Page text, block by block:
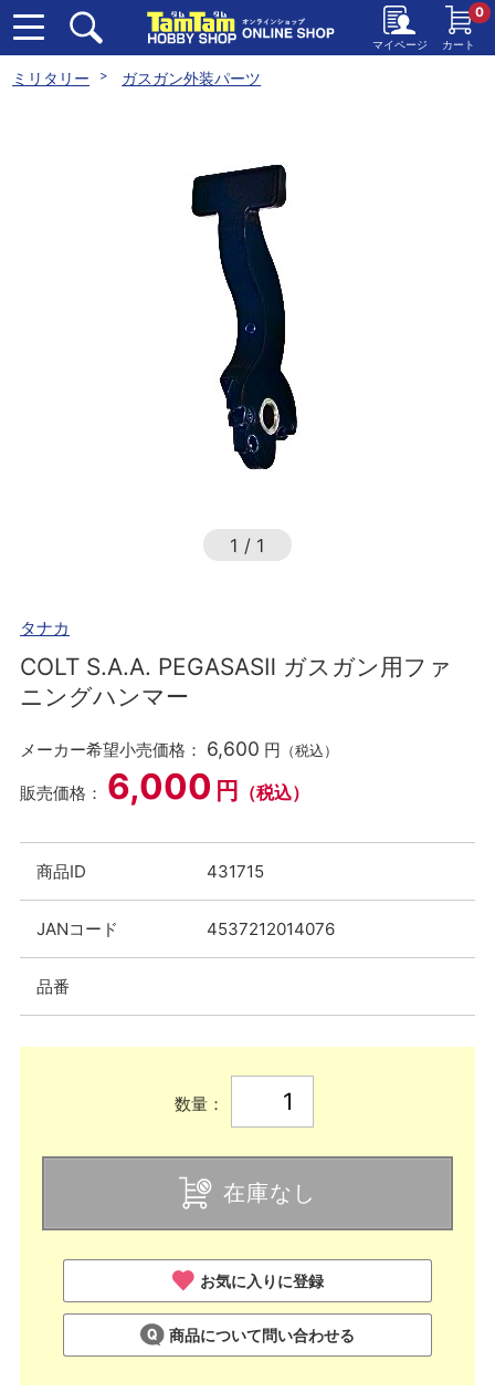
マイページ カート
0
ミリタリー ガスガン外装パーツ
1 / 1
タナカ
COLT S.A.A. PEGASASⅡ ガスガン用ファ
ニングハンマー
メーカー希望小売価格： 6,600 円 （税込）
販売価格： 6,000 円 （税込）
商品ID 431715
JANコード 4537212014076
品番
数量：
在庫なし
お気に入りに登録
商品について問い合わせる